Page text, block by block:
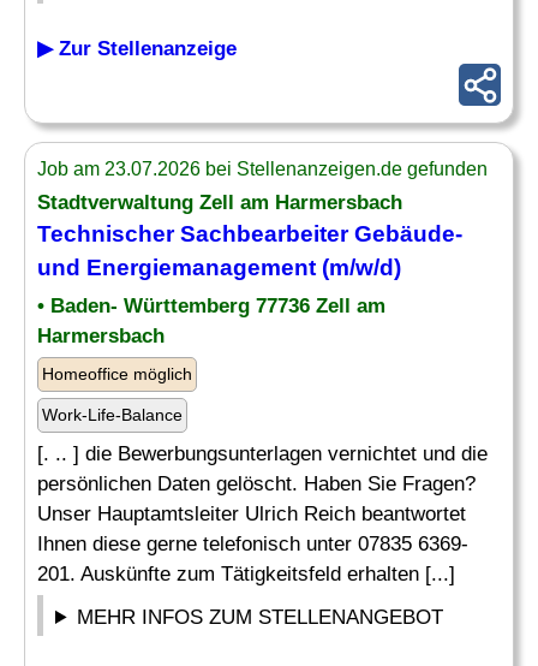
▶ Zur Stellenanzeige
Job am 23.07.2026 bei Stellenanzeigen.de gefunden
Stadtverwaltung Zell am Harmersbach
Technischer Sachbearbeiter Gebäude-
und Energiemanagement (m/w/d)
• Baden- Württemberg 77736 Zell am
Harmersbach
Homeoffice möglich
Work-Life-Balance
[. .. ] die Bewerbungsunterlagen vernichtet und die
persönlichen Daten gelöscht. Haben Sie Fragen?
Unser Hauptamtsleiter Ulrich Reich beantwortet
Ihnen diese gerne telefonisch unter 07835 6369-
201. Auskünfte zum Tätigkeitsfeld erhalten [...]
MEHR INFOS ZUM STELLENANGEBOT